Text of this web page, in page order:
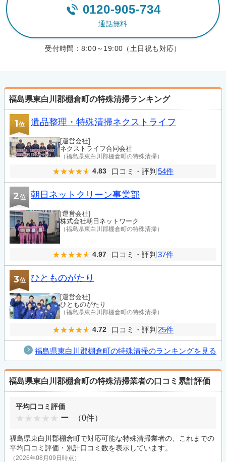
0120-905-734
通話無料
受付時間：8:00～19:00（土日祝も対応）
福島県東白川郡棚倉町の特殊清掃ランキング
1位 遺品整理・特殊清掃ネクストライフ
[運営会社]
ネクストライフ合同会社
（福島県東白川郡棚倉町の特殊清掃）
4.83 口コミ・評判 54件
2位 朝日ネットクリーン事業部
[運営会社]
株式会社朝日ネットワーク
（福島県東白川郡棚倉町の特殊清掃）
4.97 口コミ・評判 37件
3位 ひとものがたり
[運営会社]
ひとものがたり
（福島県東白川郡棚倉町の特殊清掃）
4.72 口コミ・評判 25件
福島県東白川郡棚倉町の特殊清掃のランキングを見る
福島県東白川郡棚倉町の特殊清掃業者の口コミ累計評価
平均口コミ評価
ー （0件）
福島県東白川郡棚倉町で対応可能な特殊清掃業者の、これまでの
平均口コミ評価・累計口コミ数を表示しています。
（2026年08月09日時点）